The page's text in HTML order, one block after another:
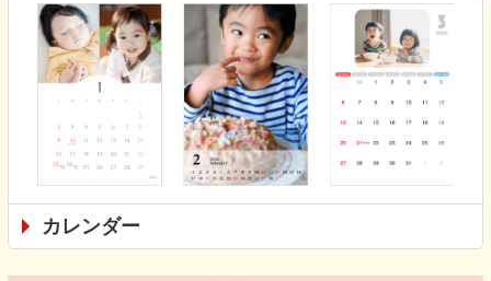
カレンダー